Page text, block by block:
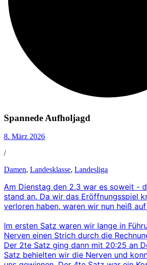
Spannede Aufholjagd
8. März 2026
/
Damen, Landesklasse, Landesliga
Am Dienstag den 2.3 war es soweit -
stand an. Da wir das Eröffnungsspiel
verloren haben, waren wir nun heiß
Im ersten Satz waren wir lange in
Nerven einen Strich durch die
Der 2te Satz ging dann mit 20:25 an
Satz behielten wir die Nerven und